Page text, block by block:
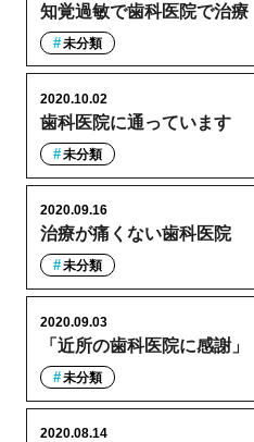
知覚過敏で歯科医院で治療
未分類
歯科医院に通っています
2020.10.02
未分類
治療が痛くない歯科医院
2020.09.16
未分類
「近所の歯科医院に感謝」
2020.09.03
未分類
2020.08.14